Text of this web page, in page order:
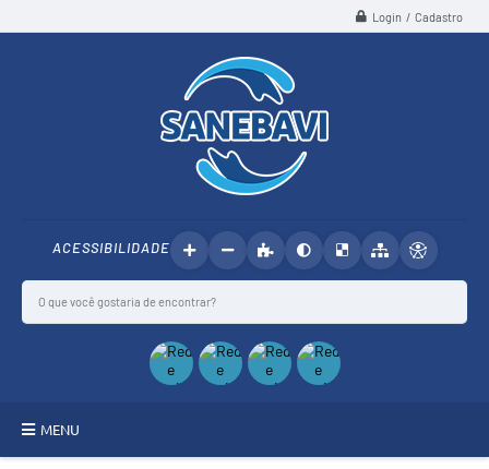
Login / Cadastro
ACESSIBILIDADE
MENU